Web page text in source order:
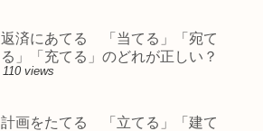
返済にあてる 「当てる」「宛て
る」「充てる」のどれが正しい？
110 views
計画をたてる 「立てる」「建て